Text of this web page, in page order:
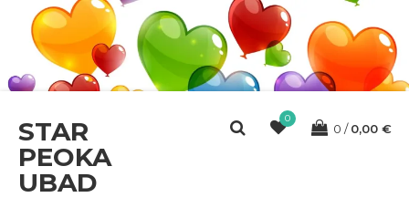
STAR
PEOKA
UBAD
0
0 0,00 €